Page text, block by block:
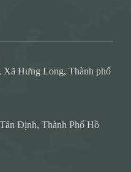
Hưng Long, Thành phố
Định, Thành Phố Hồ